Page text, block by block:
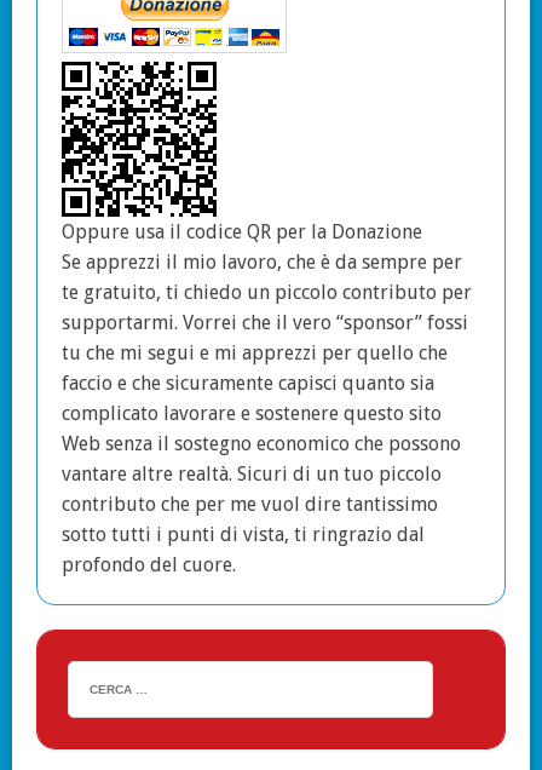
Oppure usa il codice QR per la Donazione
Se apprezzi il mio lavoro, che è da sempre per
te gratuito, ti chiedo un piccolo contributo per
supportarmi. Vorrei che il vero “sponsor” fossi
tu che mi segui e mi apprezzi per quello che
faccio e che sicuramente capisci quanto sia
complicato lavorare e sostenere questo sito
Web senza il sostegno economico che possono
vantare altre realtà. Sicuri di un tuo piccolo
contributo che per me vuol dire tantissimo
sotto tutti i punti di vista, ti ringrazio dal
profondo del cuore.